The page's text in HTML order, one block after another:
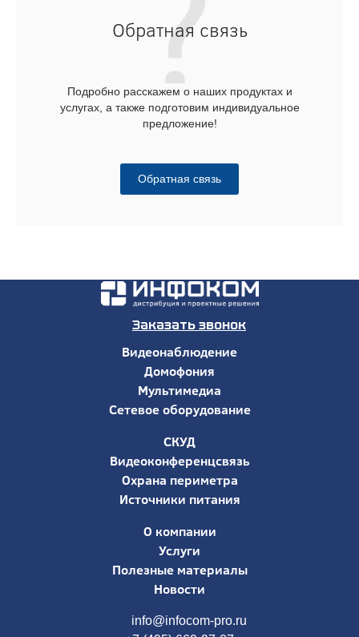
Обратная связь
Подробно расскажем о наших продуктах и
услугах, а также подготовим индивидуальное
предложение!
Обратная связь
Заказать звонок
Видеонаблюдение
Домофония
Мультимедиа
Сетевое оборудование
СКУД
Видеоконференцсвязь
Охрана периметра
Источники питания
О компании
Услуги
Полезные материалы
Новости
info@infocom-pro.ru